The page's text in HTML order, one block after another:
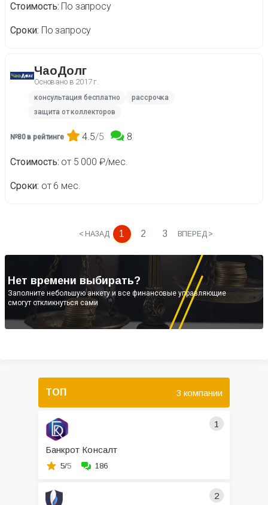
Стоимость По запросу
Сроки По запросу
ЧаоДолг
Основано в 2017 г.
консультация бесплатно
рассрочка
защита от коллекторов
№80 в рейтинге 4.5/5 8
Стоимость от 5 000 ₽/мес.
Сроки от 6 мес.
< НАЗАД 1 2 3 ВПЕРЕД >
Нет времени выбирать?
Заполните небольшую анкету и все финансовые управляющие
смогут откликнуться сами
ТОП 3 компании
1
Банкрот Консалт
5/5 186
2